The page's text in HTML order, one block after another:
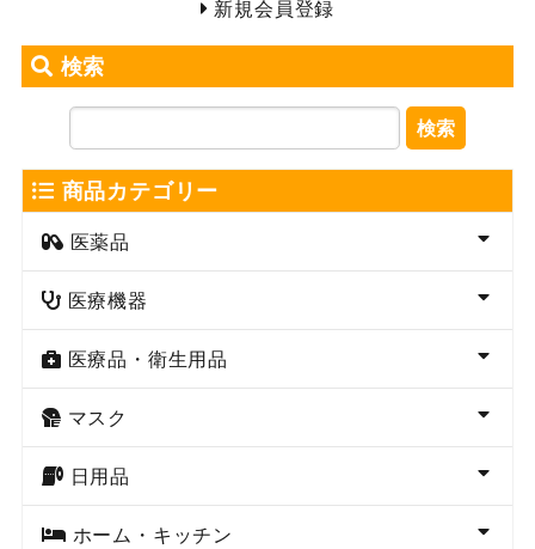
新規会員登録
検索
検索
商品カテゴリー
医薬品
医療機器
医療品・衛生用品
マスク
日用品
ホーム・キッチン